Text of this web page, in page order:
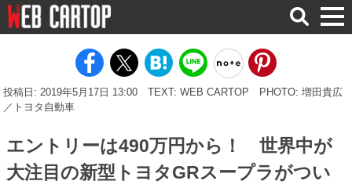
検
索
投稿日: 2019年5月17日 13:00 TEXT: WEB CARTOP
PHOTO: 増田貴広
／トヨタ自動車
エントリーは490万円から！ 世界中が
大注目の新型トヨタGRスープラがつい